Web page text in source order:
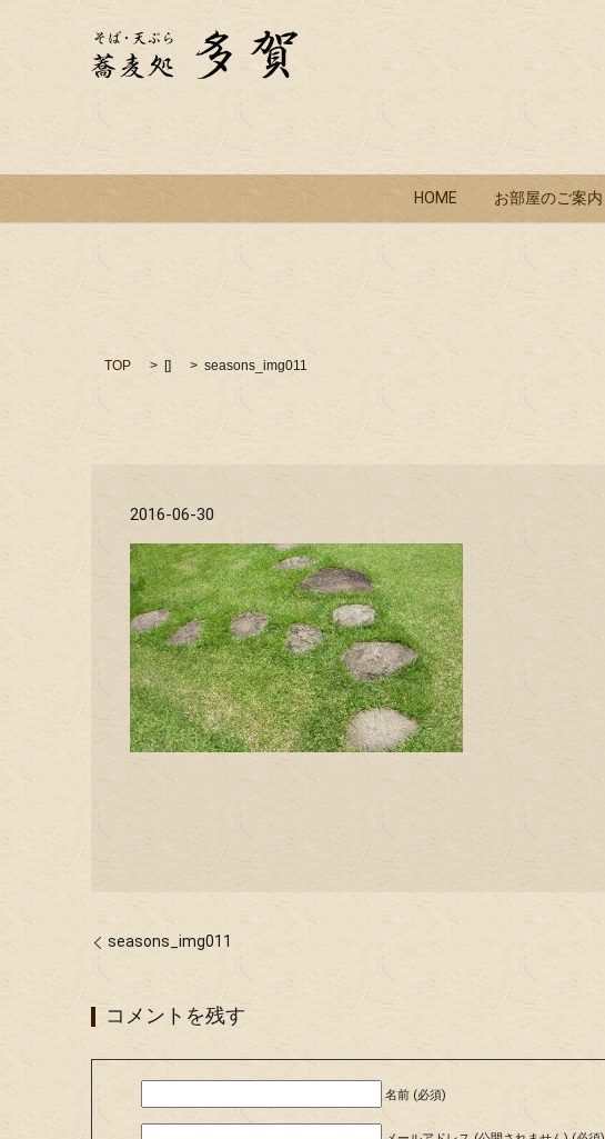
HOME お部屋のご案内
TOP [] seasons_img011
2016-06-30
seasons_img011
コメントを残す
名前 (必須)